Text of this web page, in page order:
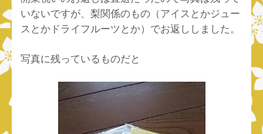
いないですが、梨関係のもの（アイスとかジュー
スとかドライフルーツとか）でお返ししました。
写真に残っているものだと